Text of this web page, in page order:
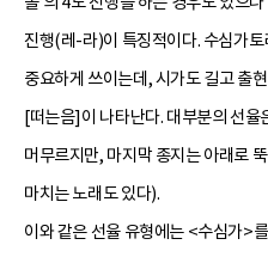
진행(레-라)이 특징적이다. 수심가토
중요하게 쓰이는데, 시가도 길고 출
[떠는음]이 나타난다. 대부분의 선율
머무르지만, 마지막 종지는 아래로
마치는 노래도 있다).
이와 같은 선율 유형에는 <수심가>